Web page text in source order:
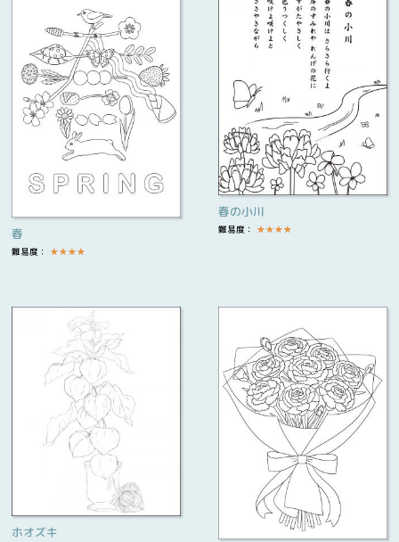
春
難易度： ★★★★
春の小川
難易度： ★★★★
ホオズキ